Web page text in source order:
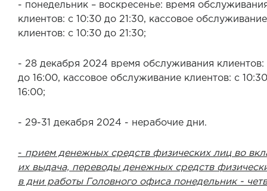
- понедельник – воскресенье: время
клиентов: с 10:30 до 21:30, кассовое обслуживание
клиентов: с 10:30 до 21:30;
- 28 декабря 2024 время обслуживания клиентов:
до 16:00, кассовое обслуживание клиентов: с
16:00;
- 29-31 декабря 2024 - нерабочие дни.
- прием денежных средств физических лиц во
их выдача, переводы денежных средств
в дни работы Головного офиса понедельник -